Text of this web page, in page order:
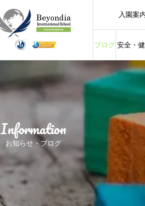
ブログ 安全・
入園案
Information
お知らせ・ブログ